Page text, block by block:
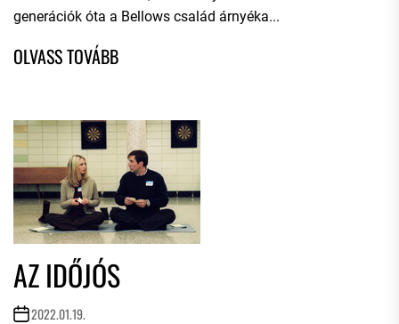
generációk óta a Bellows család árnyéka...
AZ IDŐJÓS
2022.01.19.